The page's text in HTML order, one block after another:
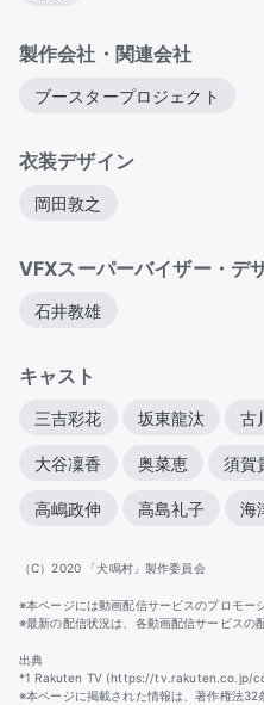
製作会社・関連会社
ブースタープロジェクト
衣装デザイン
岡田敦之
VFXスーパーバイザー・デ
石井教雄
キャスト
三吉彩花 坂東龍汰 古
大谷凜香 奥菜恵 須賀
高嶋政伸 高島礼子 海
（C）2020 「犬鳴村」製作委員会
※本ページには動画配信サービスのプロモー
※最新の配信状況は、各動画配信サービスの
出典
*1 Rakuten TV (https://tv.rakuten.co.jp/
※本ページに掲載された情報は、著作権法32